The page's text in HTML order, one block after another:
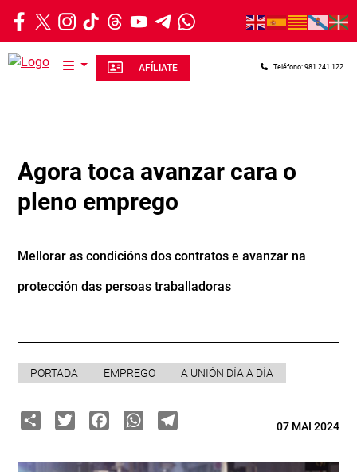
Ir o contido principal
AFÍLIATE Teléfono: 981 241 122
Agora toca avanzar cara o
pleno emprego
Mellorar as condicións dos contratos e avanzar na
protección das persoas traballadoras
PORTADA EMPREGO A UNIÓN DÍA A DÍA
ShareTwitterFacebook
WhatsApp
Telegram07 MAI 2024